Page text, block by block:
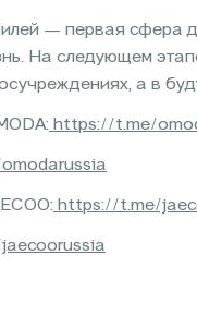
— первая сфера
На следующем
а в
https://t.me/
https://t.me/